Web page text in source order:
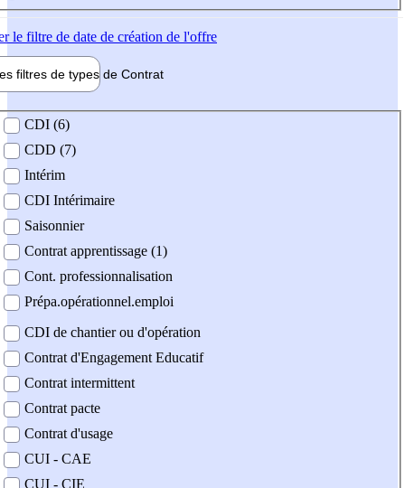
le filtre de date de création de l'offre
filtres de types de Contrat
contrat
CDI (6)
CDD (7)
Intérim
CDI Intérimaire
Saisonnier
Contrat apprentissage (1)
Cont. professionnalisation
Prépa.opérationnel.emploi
CDI de chantier ou d'opération
Contrat d'Engagement Educatif
Contrat intermittent
Contrat pacte
Contrat d'usage
CUI - CAE
CUI - CIE